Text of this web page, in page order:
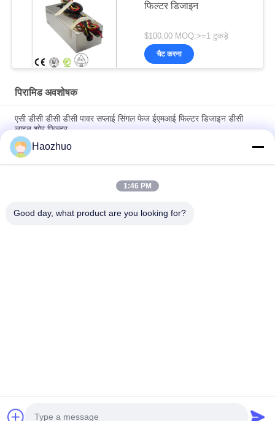
फिल्टर डिजाइन
$100.00 MOQ:>=1 टुकड़े
चैट करना
पिरामिड अवशोषक
एसी डीसी डीसी डीसी पावर सप्लाई सिंगल फेज ईएमआई फिल्टर डिजाइन डीसी
लाइन शोर फिल्टर
माइक्रोवेव अवशोषित सामग्री ईएमसी पिरामिड अवशोषक एनकोइक चैंबर आरएफ
शील्डिंग रूम के लिए
100vdc 250vAC AC 20a लाइन Rfi ईएमआई नॉइज़ फ़िल्टर ईएमसी
Haozhuo
1:46 PM
Good day, what product are you looking for?